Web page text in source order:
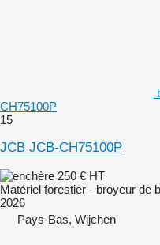
CH75100P
15
JCB JCB-CH75100P
250 € HT
Matériel forestier - broyeur de
2026
Pays-Bas, Wijchen